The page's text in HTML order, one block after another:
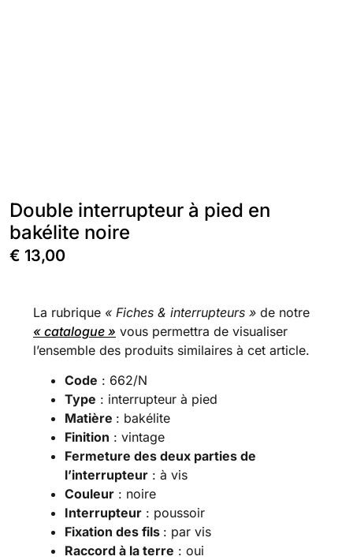
Double interrupteur à pied en
bakélite noire
€ 13,00
La rubrique « Fiches & interrupteurs » de notre
« catalogue » vous permettra de visualiser
l’ensemble des produits similaires à cet article.
Code : 662/N
Type : interrupteur à pied
Matière : bakélite
Finition : vintage
Fermeture des deux parties de
l’interrupteur : à vis
Couleur : noire
Interrupteur : poussoir
Fixation des fils : par vis
Raccord à la terre : oui